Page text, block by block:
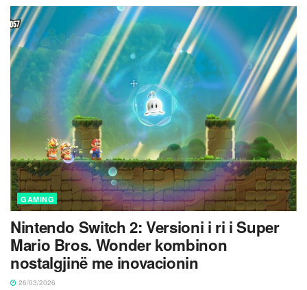
GAMING
Nintendo Switch 2: Versioni i ri i Super
Mario Bros. Wonder kombinon
nostalgjinë me inovacionin
26/03/2026